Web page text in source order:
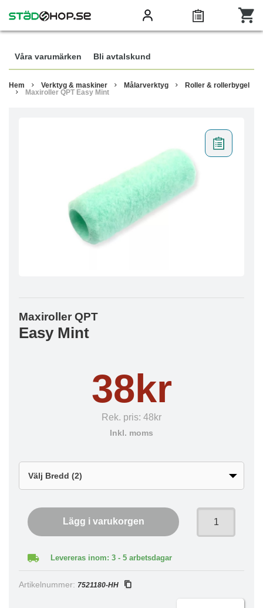
Våra varumärken Bli avtalskund
Hem Verktyg & maskiner Målarverktyg
Roller & rollerbygel
Maxiroller QPT Easy Mint
Maxiroller QPT
Easy Mint
38kr
Rek. pris: 48kr
Inkl. moms
Lägg i varukorgen
Levereras inom: 3 - 5 arbetsdagar
Artikelnummer: 7521180-HH